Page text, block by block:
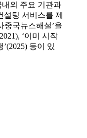
외 주요 기관과
설팅 서비스를 제
중국뉴스해설’을
‘이미 시작
’(2025) 등이 있